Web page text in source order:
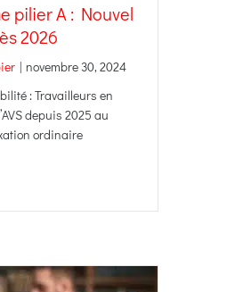
pilier A : Nouvel
2026
| novembre 30, 2024
: Travailleurs en
depuis 2025 au
ordinaire